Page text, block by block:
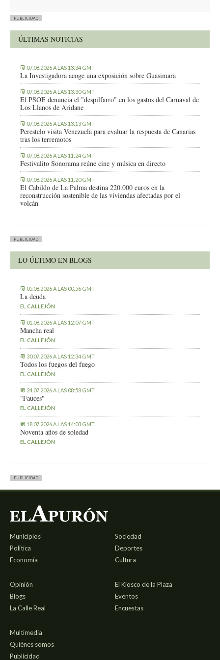
PUBLICIDAD
ÚLTIMAS NOTICIAS
07.08.2026 A LAS 13:34 GMT
La Investigadora acoge una exposición sobre Guasimara
07.08.2026 A LAS 13:30 GMT
El PSOE denuncia el "despilfarro" en los gastos del Carnaval de
Los Llanos de Aridane
07.08.2026 A LAS 13:13 GMT
Perestelo visita Venezuela para evaluar la respuesta de Canarias
tras los terremotos
07.08.2026 A LAS 11:24 GMT
Festivalito Sonorama reúne cine y música en directo
07.08.2026 A LAS 11:20 GMT
El Cabildo de La Palma destina 220.000 euros en la
reconstrucción sostenible de las viviendas afectadas por el
volcán
PUBLICIDAD
LO ÚLTIMO EN BLOGS
05.08.2026 A LAS 00:56 GMT
La deuda
EL CALLEJÓN
01.08.2026 A LAS 12:07 GMT
Mancha real
EL CALLEJÓN
30.07.2026 A LAS 12:34 GMT
Todos los fuegos del fuego
EL CALLEJÓN
24.07.2026 A LAS 08:58 GMT
"Fauces"
EL CALLEJÓN
18.07.2026 A LAS 14:03 GMT
Noventa años de soledad
EL CALLEJÓN
PUBLICIDAD
Municipios
Política
Economía
Sociedad
Deportes
Cultura
Opinión
Blogs
La Calle Real
El Kiosco de la Plaza
Eventos
Encuestas
Multimedia
Quiénes somos
Publicidad